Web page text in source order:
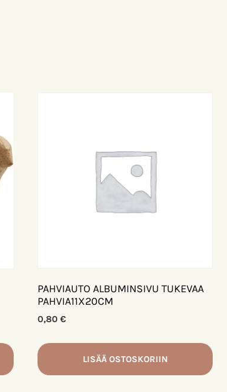
PAHVIAUTO ALBUMINSIVU TUKEVAA
PAHVIA11X20CM
0,80 €
LISÄÄ OSTOSKORIIN